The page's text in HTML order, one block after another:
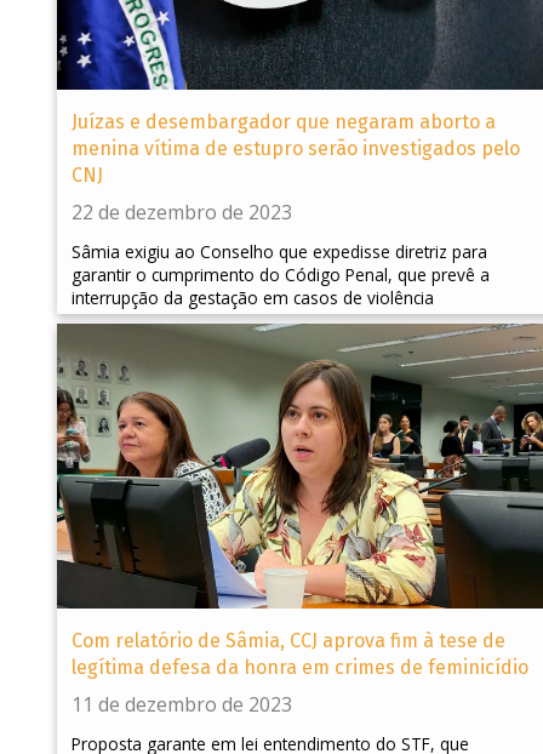
Juízas e desembargador que negaram aborto a
menina vítima de estupro serão investigados pelo
CNJ
22 de dezembro de 2023
Sâmia exigiu ao Conselho que expedisse diretriz para
garantir o cumprimento do Código Penal, que prevê a
interrupção da gestação em casos de violência
Com relatório de Sâmia, CCJ aprova fim à tese de
legítima defesa da honra em crimes de feminicídio
11 de dezembro de 2023
Proposta garante em lei entendimento do STF, que